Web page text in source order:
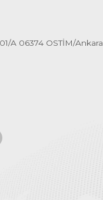
A 06374 OSTİM/Ankara